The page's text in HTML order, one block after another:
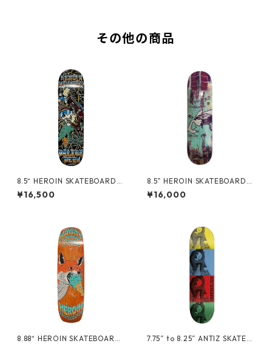
その他の商品
8.5“ HEROIN SKATEBOARDS
- DERN HURRICANE DECK -
¥16,500
8.5” HEROIN SKATEBOARDS
- “FLIES” TOM DAY -
¥16,000
8.88“ HEROIN SKATEBOARDS
7.75” to 8.25” ANTIZ SKATEB